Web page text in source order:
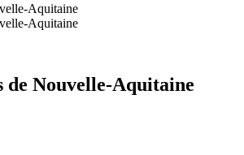
Aquitaine
Aquitaine
de Nouvelle-Aquitaine